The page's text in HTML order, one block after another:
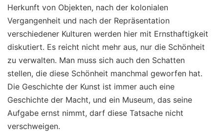
Herkunft von Objekten, nach der kolonialen
Vergangenheit und nach der Repräsentation
verschiedener Kulturen werden hier mit Ernsthaftigkeit
diskutiert. Es reicht nicht mehr aus, nur die Schönheit
zu verwalten. Man muss sich auch den Schatten
stellen, die diese Schönheit manchmal geworfen hat.
Die Geschichte der Kunst ist immer auch eine
Geschichte der Macht, und ein Museum, das seine
Aufgabe ernst nimmt, darf diese Tatsache nicht
verschweigen.